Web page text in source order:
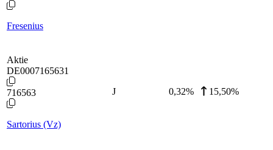
Fresenius
Aktie
DE0007165631
716563
Sartorius (Vz)
J 0,32% 15,50%